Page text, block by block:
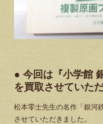
● 今回は『小学館
を買取させていた
松本零士先生の名作「銀河
させていただきました。